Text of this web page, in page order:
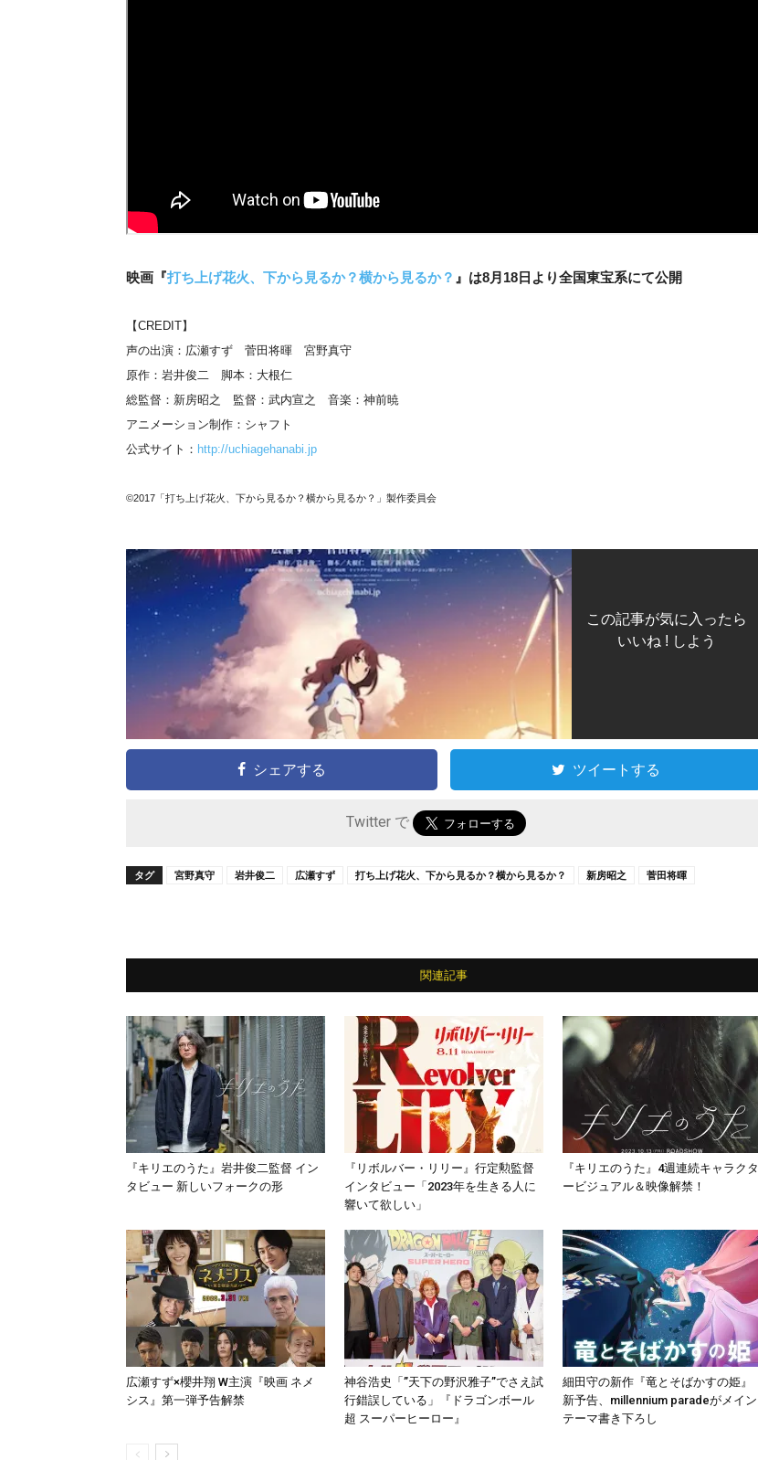
映画『打ち上げ花火、下から見るか？横から見るか？ 』は8月18日より全国東宝系にて公開
【CREDIT】
声の出演：広瀬すず 菅田将暉 宮野真守
原作：岩井俊二 脚本：大根仁
総監督：新房昭之 監督：武内宣之 音楽：神前暁
アニメーション制作：シャフト
公式サイト： http://uchiagehanabi.jp
©2017「打ち上げ花火、下から見るか？横から見るか？」製作委員会
この記事が気に入ったら
いいね ! しよう
シェアする ツイートする
Twitter で
タグ 宮野真守 岩井俊二 広瀬すず 打ち上げ花火、下から見るか？横から見るか？ 新房昭之 菅田将暉
関連記事
『キリエのうた』岩井俊二監督 イン
タビュー 新しいフォークの形
『リボルバー・リリー』行定勲監督
インタビュー「2023年を生きる人に
響いて欲しい」
『キリエのうた』4週連続キャラクタ
ービジュアル＆映像解禁！
広瀬すず×櫻井翔 W主演『映画 ネメ
シス』第一弾予告解禁
神谷浩史「”天下の野沢雅子”でさえ試
行錯誤している」『ドラゴンボール
超 スーパーヒーロー』
細田守の新作『竜とそばかすの姫』
新予告、millennium paradeがメイン
テーマ書き下ろし